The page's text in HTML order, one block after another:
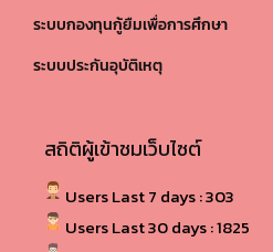
ระบบกองทุนกู้ยืมเพื่อการศึกษา
ระบบประกันอุบัติเหตุ
สถิติผู้เข้าชมเว็บไซต์
Users Last 7 days : 303
Users Last 30 days : 1825